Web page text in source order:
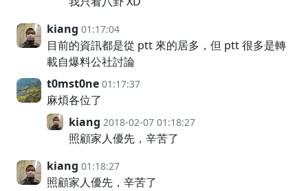
kiang 01:17:04
目前的資訊都是從 ptt 來的居多，但 ptt 很多是轉
載自爆料公社討論
t0mst0ne 01:17:37
麻煩各位了
kiang 2018-02-07 01:18:27
照顧家人優先，辛苦了
kiang 01:18:27
照顧家人優先，辛苦了